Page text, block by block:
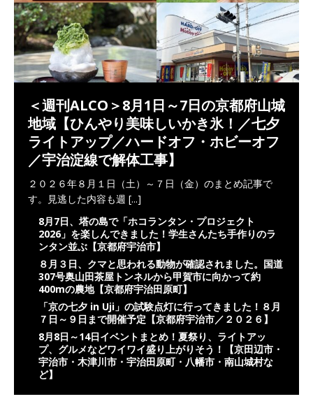
＜週刊ALCO＞8月1日～7日の京都府山城
地域【ひんやり美味しいかき氷！／七夕
ライトアップ／ハードオフ・ホビーオフ
／宇治淀線で解体工事】
２０２６年８月１日（土）～７日（金）のまとめ記事で
す。見逃した内容も週 [...]
8月7日、塔の島で「ホコランタン・プロジェクト
2026」を楽しんできました！学生さんたち手作りのラ
ンタン並ぶ【京都府宇治市】
８月３日、クマと思われる動物が確認されました。国道
307号奥山田茶屋トンネルから甲賀市に向かって約
400mの農地【京都府宇治田原町】
「京の七夕 in Uji」の試験点灯に行ってきました！８月
７日～９日まで開催予定【京都府宇治市／２０２６】
8月8日～14日イベントまとめ！夏祭り、ライトアッ
プ、グルメなどワイワイ盛り上がりそう！【京田辺市・
宇治市・木津川市・宇治田原町・八幡市・南山城村な
ど】